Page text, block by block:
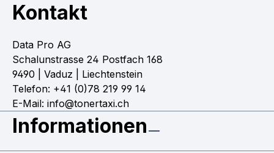
Kontakt
Data Pro AG
Schalunstrasse 24 Postfach 168
9490 | Vaduz | Liechtenstein
Telefon: +41 (0)78 219 99 14
E-Mail: info@tonertaxi.ch
Informationen